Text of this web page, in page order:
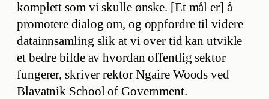
komplett som vi skulle ønske. [Et mål er] å
promotere dialog om, og oppfordre til videre
datainnsamling slik at vi over tid kan utvikle
et bedre bilde av hvordan offentlig sektor
fungerer, skriver rektor Ngaire Woods ved
Blavatnik School of Government.